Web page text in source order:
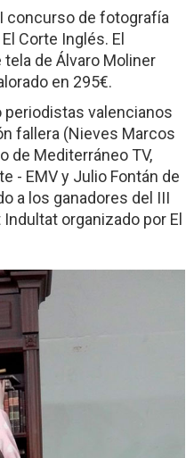
concurso de fotografía
Corte Inglés. El
de Álvaro Moliner
en 295€.
periodistas valencianos
fallera (Nieves Marcos
de Mediterráneo TV,
- EMV y Julio Fontán de
a los ganadores del III
organizado por El